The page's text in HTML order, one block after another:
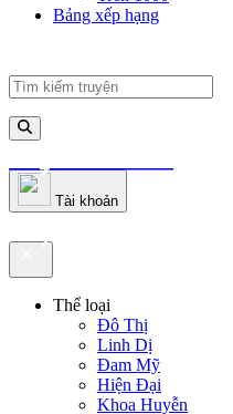
Bảng xếp hạng
truyenfullz.com
Tài khoản
truyenfullz.com
Thể loại
Đô Thị
Linh Dị
Đam Mỹ
Hiện Đại
Khoa Huyễn